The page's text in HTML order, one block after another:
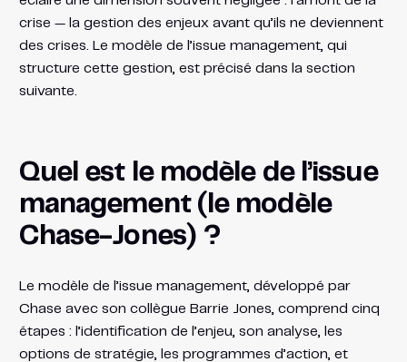
crise — la gestion des enjeux avant qu’ils ne deviennent
des crises. Le modèle de l’issue management, qui
structure cette gestion, est précisé dans la section
suivante.
Quel est le modèle de l’issue
management (le modèle
Chase-Jones) ?
Le modèle de l’issue management, développé par
Chase avec son collègue Barrie Jones, comprend cinq
étapes : l’identification de l’enjeu, son analyse, les
options de stratégie, les programmes d’action, et